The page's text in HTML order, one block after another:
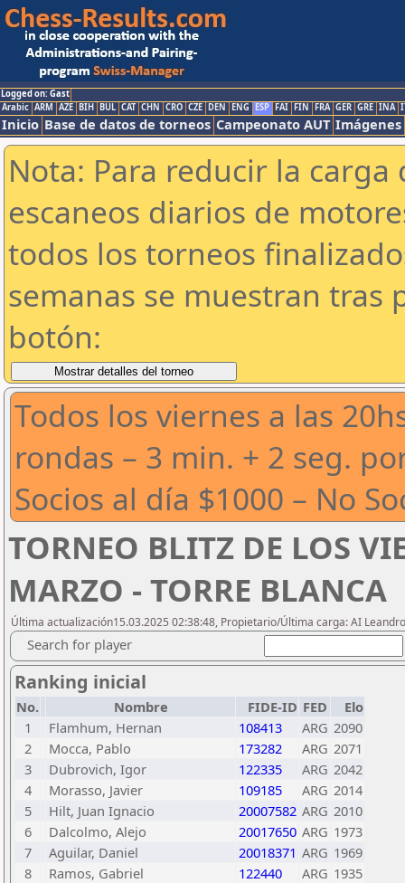
Logged on: Gast
Arabic ARM AZE BIH BUL CAT CHN CRO CZE DEN ENG ESP FAI FIN FRA GER GRE INA
Inicio Base de datos de torneos Campeonato AUT Imágenes
Nota: Para reducir la
escaneos diarios de
todos los torneos
semanas se muestran tras
botón:
Todos los viernes a las
rondas – 3 min. + 2 seg.
Socios al día $1000 – No
TORNEO BLITZ DE LOS
MARZO - TORRE BLANCA
Última actualización15.03.2025 02:38:48, Propietario/Última carga: AI
Search for player
Ranking inicial
No. Nombre FIDE-ID FED
Elo
1
Flamhum, Hernan 108413 ARG 2090
2
Mocca, Pablo 173282 ARG 2071
3
Dubrovich, Igor 122335 ARG 2042
4
Morasso, Javier 109185 ARG 2014
5
Hilt, Juan Ignacio 20007582 ARG 2010
6
Dalcolmo, Alejo 20017650 ARG 1973
7
Aguilar, Daniel 20018371 ARG 1969
8
Ramos, Gabriel 122440 ARG 1935